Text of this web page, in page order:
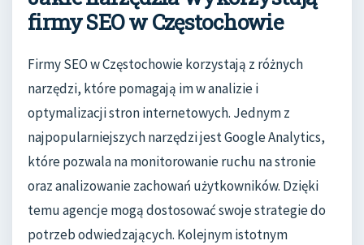
firmy SEO w Częstochowie
Firmy SEO w Częstochowie korzystają z różnych
narzędzi, które pomagają im w analizie i
optymalizacji stron internetowych. Jednym z
najpopularniejszych narzędzi jest Google Analytics,
które pozwala na monitorowanie ruchu na stronie
oraz analizowanie zachowań użytkowników. Dzięki
temu agencje mogą dostosować swoje strategie do
potrzeb odwiedzających. Kolejnym istotnym